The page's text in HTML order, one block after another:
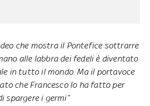
che mostra il Pontefice sottrarre
alle labbra dei fedeli è diventato
in tutto il mondo. Ma il portavoce
che Francesco lo ha fatto per
spargere i germi”